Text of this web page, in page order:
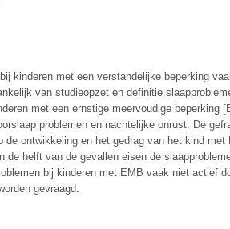
kinderen met een verstandelijke beperking
van studieopzet en definitie
met een ernstige meervoudige beperking
problemen en nachtelijke onrust. De
de ontwikkeling en het gedrag van het kind
de helft van de gevallen eisen de
bij kinderen met EMB vaak niet actief
gevraagd.